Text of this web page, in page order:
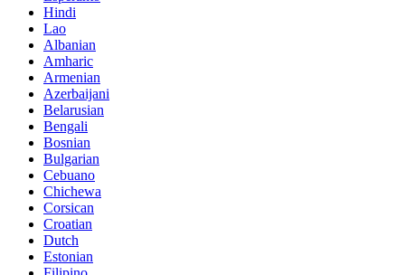
Hindi
Lao
Albanian
Amharic
Armenian
Azerbaijani
Belarusian
Bengali
Bosnian
Bulgarian
Cebuano
Chichewa
Corsican
Croatian
Dutch
Estonian